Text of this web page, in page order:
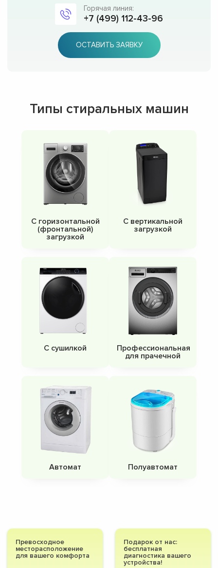
Горячая линия:
+7 (499) 112-43-96
ОСТАВИТЬ ЗАЯВКУ
Типы стиральных машин
С горизонтальной
(фронтальной)
загрузкой
С вертикальной
загрузкой
С сушилкой
Профессиональная
для прачечной
Автомат Полуавтомат
Превосходное
месторасположение
для вашего комфорта
Подарок от нас:
бесплатная
диагностика вашего
устройства!